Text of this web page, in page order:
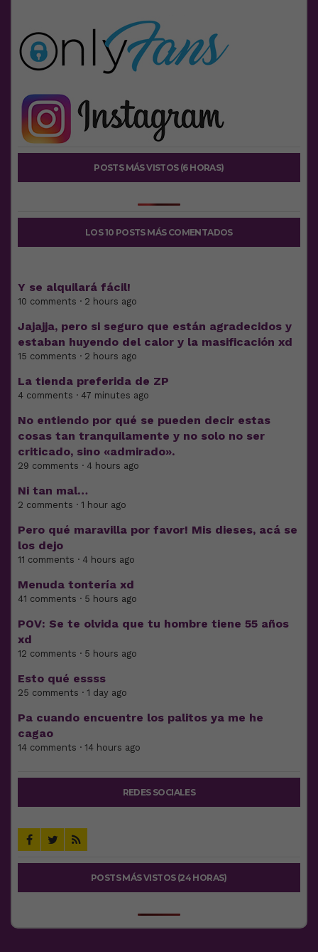
POSTS MÁS VISTOS (6 HORAS)
LOS 10 POSTS MÁS COMENTADOS
Y se alquilará fácil!
10 comments · 2 hours ago
Jajajja, pero si seguro que están agradecidos y
estaban huyendo del calor y la masificación xd
15 comments · 2 hours ago
La tienda preferida de ZP
4 comments · 47 minutes ago
No entiendo por qué se pueden decir estas
cosas tan tranquilamente y no solo no ser
criticado, sino «admirado».
29 comments · 4 hours ago
Ni tan mal…
2 comments · 1 hour ago
Pero qué maravilla por favor! Mis dieses, acá se
los dejo
11 comments · 4 hours ago
Menuda tontería xd
41 comments · 5 hours ago
POV: Se te olvida que tu hombre tiene 55 años
xd
12 comments · 5 hours ago
Esto qué essss
25 comments · 1 day ago
Pa cuando encuentre los palitos ya me he
cagao
14 comments · 14 hours ago
REDES SOCIALES
POSTS MÁS VISTOS (24 HORAS)